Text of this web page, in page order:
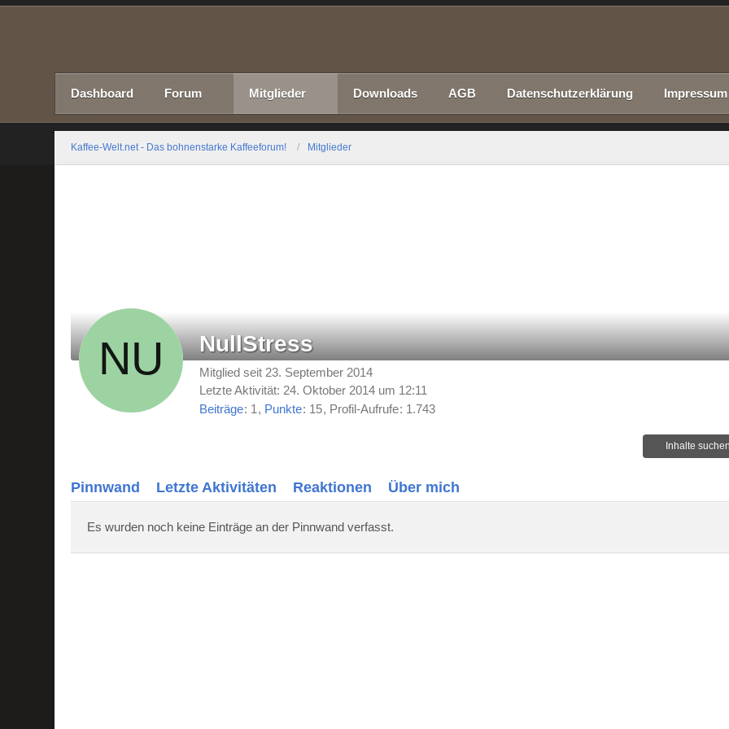
Dashboard Forum Mitglieder Downloads AGB Datenschutzerklärung Impressum
Kaffee-Welt.net - Das bohnenstarke Kaffeeforum! Mitglieder
NullStress
Mitglied seit 23. September 2014
Letzte Aktivität: 24. Oktober 2014 um 12:11
Beiträge 1 Punkte 15 Profil-Aufrufe 1.743
Inhalte
Pinnwand Letzte Aktivitäten Reaktionen Über mich
Es wurden noch keine Einträge an der Pinnwand verfasst.